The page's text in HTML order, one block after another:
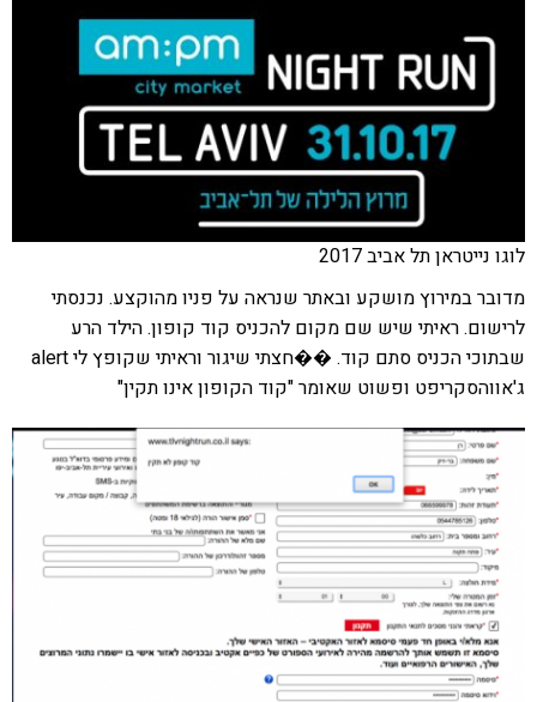
לוגו נייטראן תל אביב 2017
מדובר במירוץ מושקע ובאתר שנראה על פניו מהוקצע. נכנסתי
לרישום. ראיתי שיש שם מקום להכניס קוד קופון. הילד הרע
שבתוכי הכניס סתם קוד. ��חצתי שיגור וראיתי שקופץ לי alert
ג'אווהסקריפט ופשוט שאומר "קוד הקופון אינו תקין"